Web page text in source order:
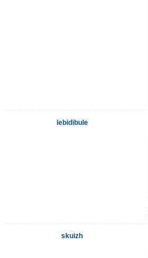
lebidibule
skuizh